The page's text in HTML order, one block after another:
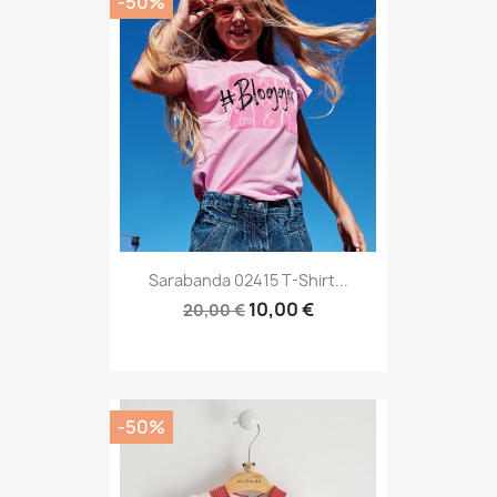
Sarabanda 02415 T-Shirt...
20,00 € 10,00 €
-50%